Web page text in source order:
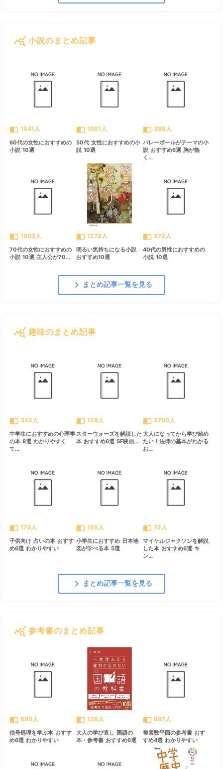
query_stats 小説のまとめ記事
import_contacts 1641人
60代の女性におすすめの
小説 10選
import_contacts 1051人
50代 女性におすすめの小
説 10選
import_contacts 398人
バレーボールがテーマの小
説 おすすめ6選 胸が熱
く...
import_contacts 1003人
70代の女性におすすめの
小説 10選 主人公が70...
import_contacts 1272人
明るい気持ちになる小説
おすすめ10選
import_contacts 872人
40代の男性におすすめの
小説 10選
chevron_right まとめ記事一覧を見る
query_stats 趣味のまとめ記事
import_contacts 342人
中学生におすすめの心理学
の本 8選 わかりやすく
て...
import_contacts 129人
スターウォーズを解説した
本 おすすめ6選 SF映画...
import_contacts 2700人
大人になってから学び始め
たい！法律の基本がわかる
お...
import_contacts 173人
子供向け 占いの本 おすす
め6選 わかりやすい
import_contacts 165人
小学生におすすめ 日本地
図が学べる本 5選
import_contacts 72人
マイケルジャクソンを解説
した本 おすすめ6選 キ
ン...
chevron_right まとめ記事一覧を見る
query_stats 参考書のまとめ記事
import_contacts 890人
信号処理を学ぶ本 おすす
め6選 わかりやすい
import_contacts 138人
大人の学び直し 国語の
本・参考書 おすすめ6選
import_contacts 687人
複素数平面の参考書 おす
すめ4選 わかりやすい